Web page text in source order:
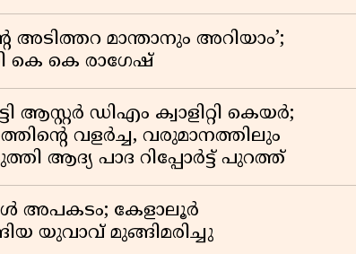
അടിത്തറ മാന്താനും അറിയാം’;
കെ കെ രാഗേഷ്
ഡിഎം ക്വാളിറ്റി കെയർ;
വളർച്ച, വരുമാനത്തിലും
ആദ്യ പാദ റിപ്പോർട്ട് പുറത്ത്
അപകടം; കേളാലൂർ
യുവാവ് മുങ്ങിമരിച്ചു